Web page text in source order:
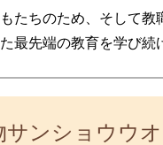
たちのため、そして教
最先端の教育を学び続
サンショウウ